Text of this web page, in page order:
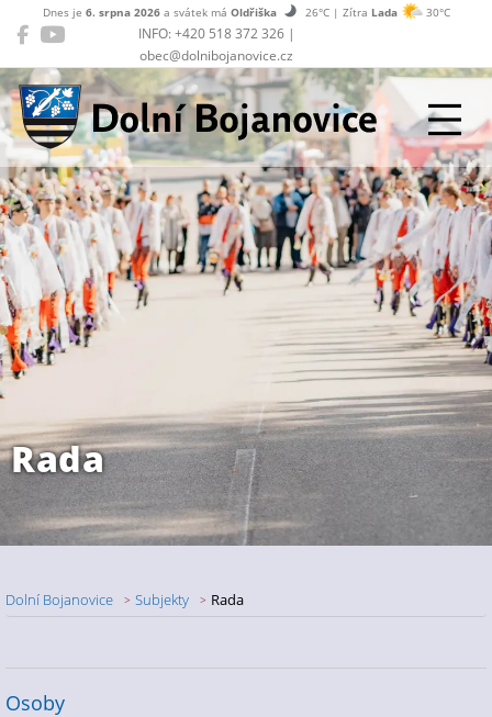
INFO: +420 518 372 326 |
obec@dolnibojanovice.cz
Dnes je 6. srpna 2026a svátek má Oldřiška 26°C | Zítra Lada 30°C
Dolní Bojanovice
Rada
Dolní Bojanovice Subjekty Rada
Osoby